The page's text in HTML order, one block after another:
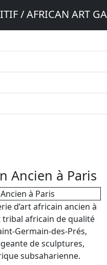
/ AFRICAN ART
Ancien à Paris
d’art africain ancien à
tribal africain de qualité
Germain-des-Prés,
de sculptures,
subsaharienne.